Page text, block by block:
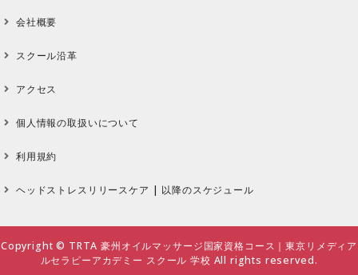
会社概要
スクール沿革
アクセス
個人情報の取扱いについて
利用規約
ヘッドストレスリリースケア | 以降のスケジュール
Copyright © TRTA 豪州オイルマッサージ国家資格コース｜東京リメディア
ルセラピーアカデミー スクール 学校 All rights reserved.